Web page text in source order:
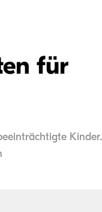
für
Kinder.